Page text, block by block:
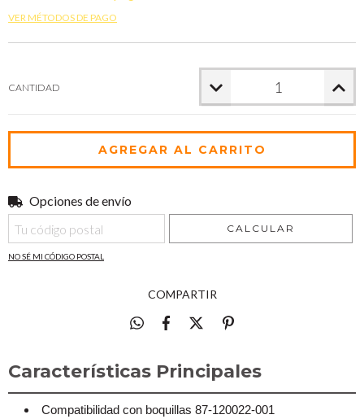
VER MÉTODOS DE PAGO
CANTIDAD
Entregas para el CP:
Opciones de envío
CALCULAR
NO SÉ MI CÓDIGO POSTAL
COMPARTIR
Características Principales
Compatibilidad con boquillas 87-120022-001